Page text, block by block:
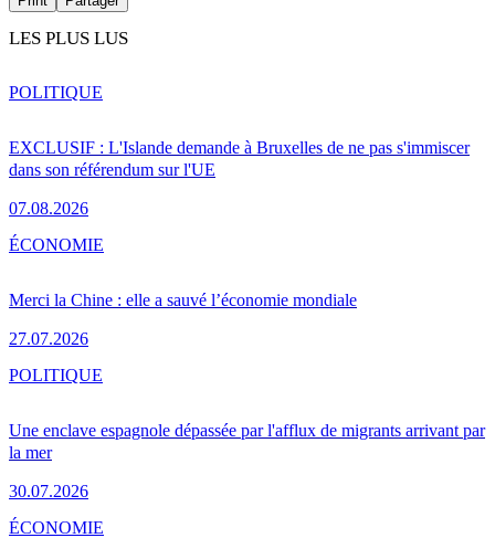
LES PLUS LUS
EXCLUSIF : L'Islande demande à Bruxelles de ne pas s'immiscer
dans son référendum sur l'UE
07.08.2026
POLITIQUE
Merci la Chine : elle a sauvé l’économie mondiale
27.07.2026
ÉCONOMIE
Une enclave espagnole dépassée par l'afflux de migrants arrivant par
la mer
30.07.2026
POLITIQUE
ÉCONOMIE